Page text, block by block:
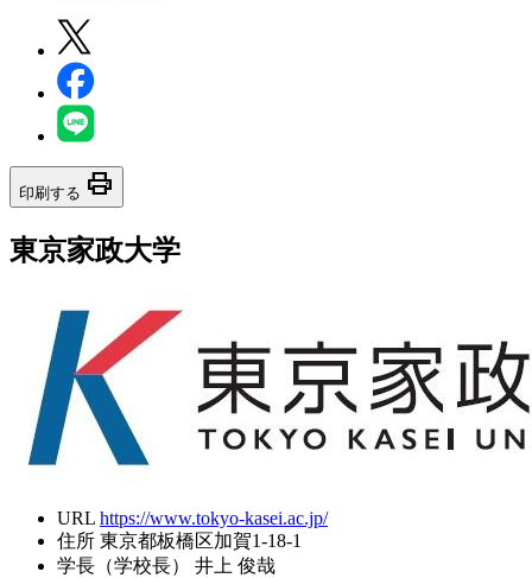
印刷する print
東京家政大学
URL https://www.tokyo-kasei.ac.jp/
住所 東京都板橋区加賀1-18-1
学長（学校長）
井上 俊哉